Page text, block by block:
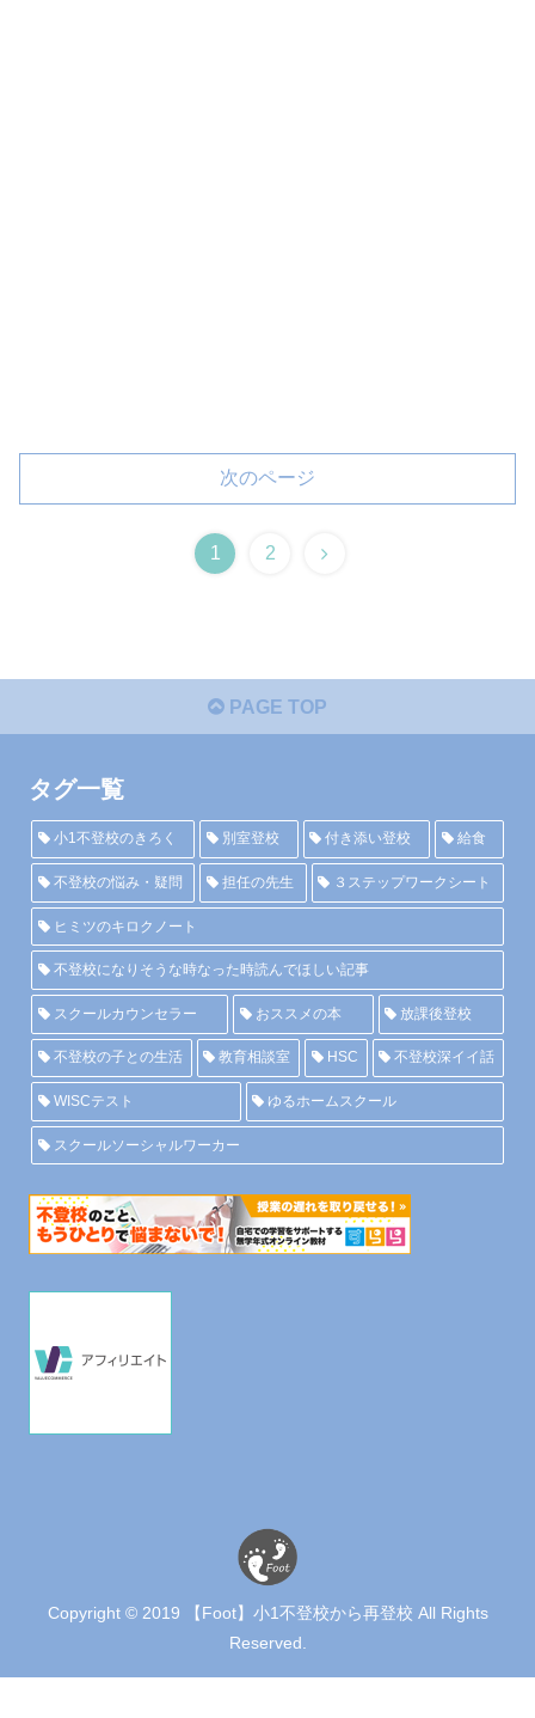
次のページ
1 2
PAGE TOP
タグ一覧
小1不登校のきろく 別室登校 付き添い登校 給食
不登校の悩み・疑問 担任の先生 ３ステップワークシート
ヒミツのキロクノート
不登校になりそうな時なった時読んでほしい記事
スクールカウンセラー おススメの本 放課後登校
不登校の子との生活 教育相談室 HSC 不登校深イイ話
WISCテスト ゆるホームスクール
スクールソーシャルワーカー
Copyright © 2019 【Foot】小1不登校から再登校 All Rights
Reserved.